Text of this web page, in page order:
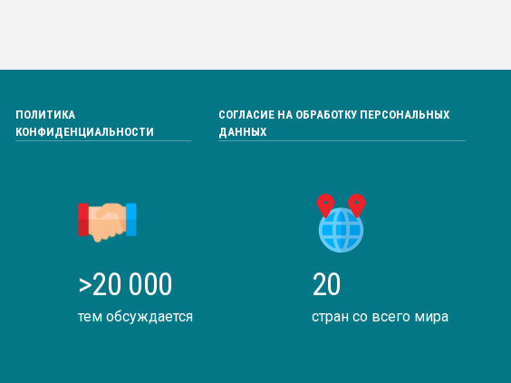
ПОЛИТИКА
КОНФИДЕНЦИАЛЬНОСТИ
СОГЛАСИЕ НА ОБРАБОТКУ ПЕРСОНАЛЬНЫХ
ДАННЫХ
>20 000
тем обсуждается
20
стран со всего мира